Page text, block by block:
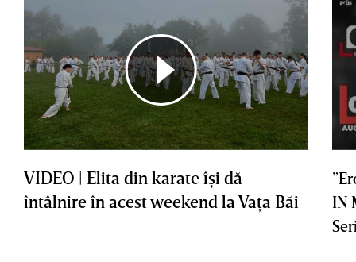
VIDEO | Elita din karate îşi dă
întâlnire în acest weekend la Vaţa Băi
IN